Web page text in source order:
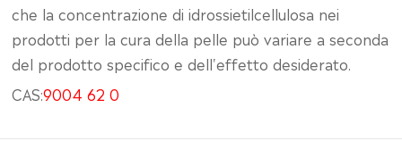
che la concentrazione di idrossietilcellulosa nei
prodotti per la cura della pelle può variare a seconda
del prodotto specifico e dell'effetto desiderato.
CAS:9004 62 0